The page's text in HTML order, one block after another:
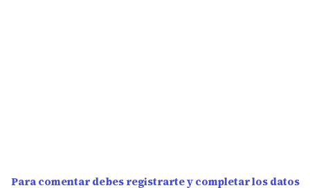
Para comentar debes registrarte y completar los datos